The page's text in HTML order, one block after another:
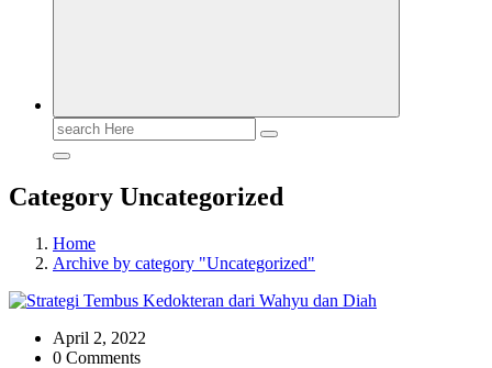
Search
for:
Category Uncategorized
Home
Archive by category "Uncategorized"
April 2, 2022
0 Comments